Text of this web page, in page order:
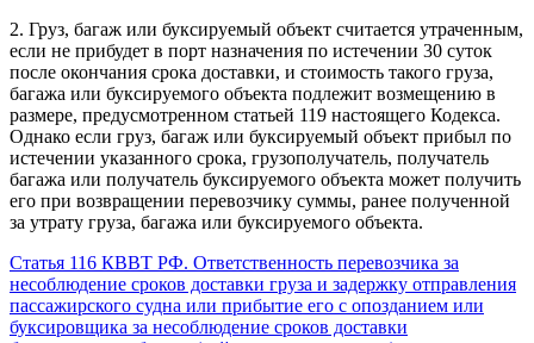
2. Груз, багаж или буксируемый объект считается утраченным,
если не прибудет в порт назначения по истечении 30 суток
после окончания срока доставки, и стоимость такого груза,
багажа или буксируемого объекта подлежит возмещению в
размере, предусмотренном статьей 119 настоящего Кодекса.
Однако если груз, багаж или буксируемый объект прибыл по
истечении указанного срока, грузополучатель, получатель
багажа или получатель буксируемого объекта может получить
его при возвращении перевозчику суммы, ранее полученной
за утрату груза, багажа или буксируемого объекта.
Статья 116 КВВТ РФ. Ответственность перевозчика за
несоблюдение сроков доставки груза и задержку отправления
пассажирского судна или прибытие его с опозданием или
буксировщика за несоблюдение сроков доставки